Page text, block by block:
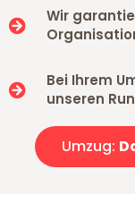
Wir
Bei Ihrem
unseren
Umzug: